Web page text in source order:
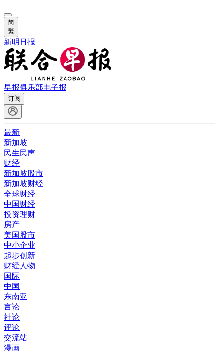
简
繁
新明日报
早报俱乐部电子报
订阅
最新
新加坡
民生民声
财经
新加坡股市
新加坡财经
全球财经
中国财经
投资理财
房产
美国股市
中小企业
起步创新
财经人物
国际
中国
东南亚
言论
社论
评论
交流站
漫画